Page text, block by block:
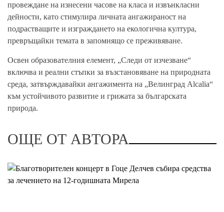
провеждане на изнесени часове на класа и извънкласни
дейности, като стимулира личната ангажираност на
подрастващите и изграждането на екологична култура,
превръщайки темата в запомнящо се преживяване.
Освен образователния елемент, „Следи от изчезване“
включва и реални стъпки за възстановяване на природната
среда, затвърждавайки ангажимента на „Велинград Alcalia“
към устойчивото развитие и грижата за българската
природа.
ОЩЕ ОТ АВТОРА